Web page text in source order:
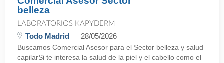
belleza
LABORATORIOS KAPYDERM
Todo Madrid 28/05/2026
Buscamos Comercial Asesor para el Sector belleza y salud
capilarSi te interesa la salud de la piel y el cabello como el